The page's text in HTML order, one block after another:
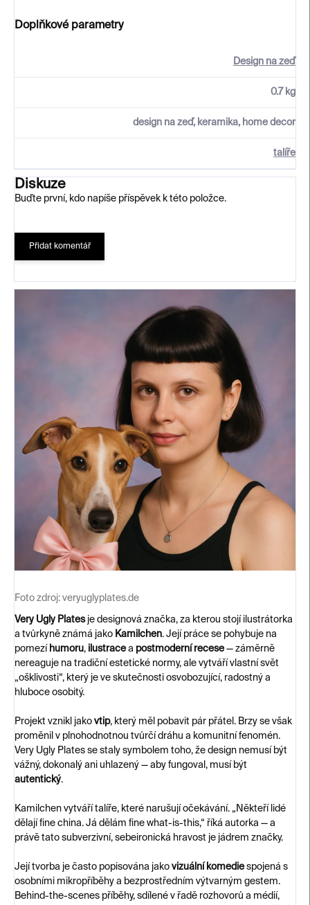
Doplňkové parametry
Design na zeď
0.7 kg
design na zeď, keramika, home decor
talíře
Diskuze
Buďte první, kdo napíše příspěvek k této položce.
Přidat komentář
Foto zdroj: veryuglyplates.de
Very Ugly Platesje designová značka, za kterou stojí ilustrátorka
a tvůrkyně známá jako Kamilchen. Její práce se pohybuje na
pomezí humoru, ilustracea postmoderní recese— záměrně
nereaguje na tradiční estetické normy, ale vytváří vlastní svět
„ošklivosti“, který je ve skutečnosti osvobozující, radostný a
hluboce osobitý.
Projekt vznikl jako vtip, který měl pobavit pár přátel. Brzy se však
proměnil v plnohodnotnou tvůrčí dráhu a komunitní fenomén.
Very Ugly Plates se staly symbolem toho, že design nemusí být
vážný, dokonalý ani uhlazený — aby fungoval, musí být
autentický.
Kamilchen vytváří talíře, které narušují očekávání. „Někteří lidé
dělají fine china. Já dělám fine what-is-this,“ říká autorka — a
právě tato subverzivní, sebeironická hravost je jádrem značky.
Její tvorba je často popisována jako vizuální komediespojená s
osobními mikropříběhy a bezprostředním výtvarným gestem.
Behind-the-scenes příběhy, sdílené v řadě rozhovorů a médií,